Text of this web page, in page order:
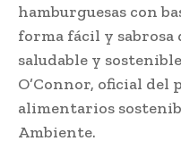
hamburguesas con
forma fácil y sabrosa
saludable y
O’Connor, oficial del
alimentarios
Ambiente.